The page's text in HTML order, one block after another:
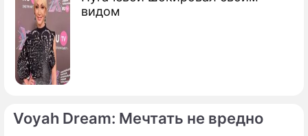
видом
Voyah Dream: Мечтать не вредно